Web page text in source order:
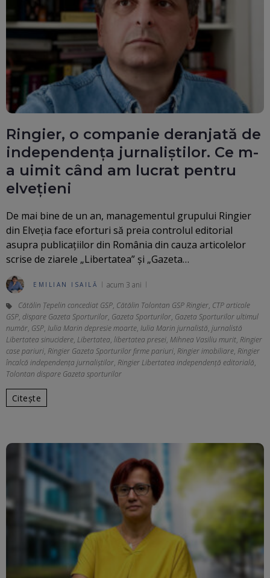
Ringier, o companie deranjată de
independența jurnaliștilor. Ce m-
a uimit când am lucrat pentru
elvețieni
De mai bine de un an, managementul grupului Ringier
din Elveția face eforturi să preia controlul editorial
asupra publicațiilor din România din cauza articolelor
scrise de ziarele „Libertatea” și „Gazeta…
EMILIAN ISAILĂ acum 3 ani
Cătălin Țepelin concediat GSP, Cătălin Tolontan GSP Ringier, CTP articole
GSP, dispare Gazeta Sporturilor, Gazeta Sporturilor, Gazeta Sporturilor ultimul
număr, GSP, Iulia Marin depresie moarte, Iulia Marin jurnalistă, jurnalistă
Libertatea sinucidere, Libertatea, libertatea presei, Mihnea Vasiliu murit, Ringier
case pariuri, Ringier Gazeta Sporturilor firme pariuri, Ringier imobiliare, Ringier
încalcă independența jurnaliștilor, Ringier Libertatea independență editorială,
Tolontan dispare Gazeta sporturilor
Citește